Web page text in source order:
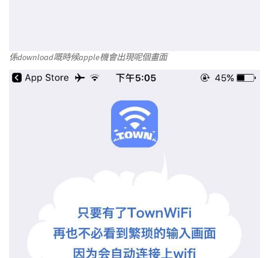
係download嘅時候apple機會出現呢個畫面